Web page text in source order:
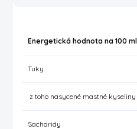
Energetická hodnota na 100 ml
Tuky
z toho nasycené mastné kyseliny
Sacharidy